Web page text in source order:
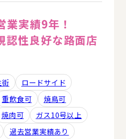
業実績9年！
認性良好な路面店
街
ロードサイド
重飲食可
焼鳥可
焼肉可
ガス10号以上
過去営業実績あり